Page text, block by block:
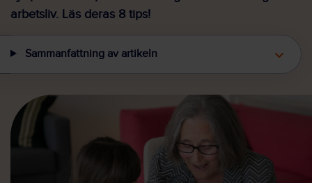
arbetsliv. Läs deras 8 tips!
Sammanfattning av artikeln